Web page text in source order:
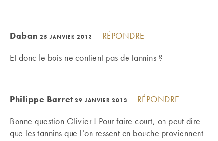
Daban 25 JANVIER 2013
RÉPONDRE
Et donc le bois ne contient pas de tannins ?
Philippe Barret 29 JANVIER 2013
RÉPONDRE
Bonne question Olivier ! Pour faire court, on peut dire
que les tannins que l’on ressent en bouche proviennent